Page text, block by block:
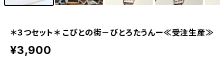
＊３つセット＊ こびとの街－びとろたうんー≪受注生産≫
¥3,900